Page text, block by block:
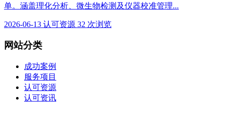
单。涵盖理化分析、微生物检测及仪器校准管理...
2026-06-13 认可资源 32 次浏览
网站分类
成功案例
服务项目
认可资源
认可资讯